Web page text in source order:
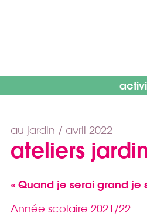
au jardin / avril 2022
ateliers
« Quand je serai grand je
Année scolaire 2021/22